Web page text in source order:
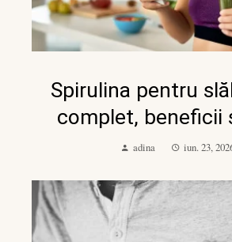
Spirulina pentru
complet, beneficii
adina iun. 23,